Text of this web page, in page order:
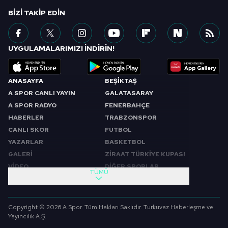
ANASAYFA
A SPOR CANLI YAYIN
A SPOR RADYO
HABERLER
CANLI SKOR
YAZARLAR
GALERİ
VİDEO
BEŞİKTAŞ
GALATASARAY
FENERBAHÇE
TRABZONSPOR
FUTBOL
BASKETBOL
ZİRAAT TÜRKİYE KUPASI
DİĞER SPORLAR
SABAH SPORU
SPOR GÜNDEMİ
FUTBOL
TÜMÜ
BIZI TAKIP EDIN
UYGULAMALARIMIZI İNDİRİN!
Copyright © 2026 A Spor. Tüm Hakları Saklıdır. Turkuvaz Haberleşme ve
Yayıncılık A.Ş.